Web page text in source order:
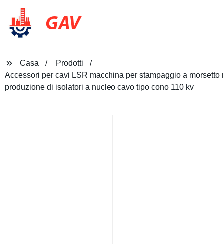
GAV
Casa
Prodotti
Accessori per cavi LSR macchina per stampaggio a
produzione di isolatori a nucleo cavo tipo cono 110 kv